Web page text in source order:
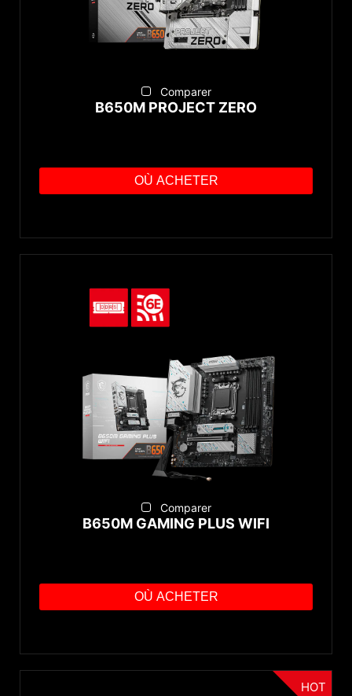
Comparer
B650M PROJECT ZERO
OÙ ACHETER
Comparer
B650M GAMING PLUS WIFI
OÙ ACHETER
HOT